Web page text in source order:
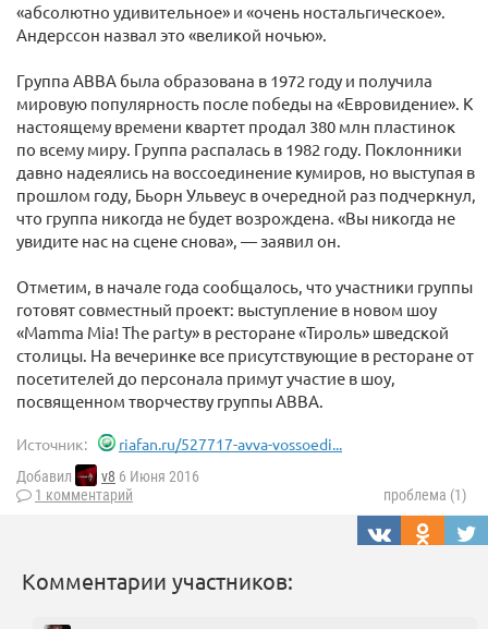
«абсолютно удивительное» и «очень ностальгическое».
Андерссон назвал это «великой ночью».
Группа ABBA была образована в 1972 году и получила
мировую популярность после победы на «Евровидение». К
настоящему времени квартет продал 380 млн пластинок
по всему миру. Группа распалась в 1982 году. Поклонники
давно надеялись на воссоединение кумиров, но выступая в
прошлом году, Бьорн Ульвеус в очередной раз подчеркнул,
что группа никогда не будет возрождена. «Вы никогда не
увидите нас на сцене снова», — заявил он.
Отметим, в начале года сообщалось, что участники группы
готовят совместный проект: выступление в новом шоу
«Mamma Mia! The party» в ресторане «Тироль» шведской
столицы. На вечеринке все присутствующие в ресторане от
посетителей до персонала примут участие в шоу,
посвященном творчеству группы ABBA.
Источник: riafan.ru/527717-avva-vossoedi...
Добавил v8 6 Июня 2016
1 комментарий
проблема (1)
Комментарии участников: